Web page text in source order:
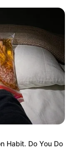
Habit. Do You Do